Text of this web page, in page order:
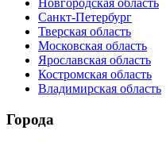
Новгородская область
Санкт-Петербург
Тверская область
Московская область
Ярославская область
Костромская область
Владимирская область
Города